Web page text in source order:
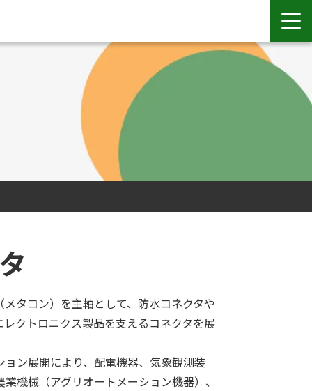
メタコン）を主軸として、防水コネクタや
クトロニクス製品を支えるコネクタを展
ン展開により、配電機器、気象観測装
機械（アグリオートメーション機器）、